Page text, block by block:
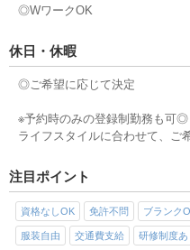
◎WワークOK
休日・休暇
◎ご希望に応じて決定
※予約時のみの登録制勤務も可◎
ライフスタイルに合わせて、ご
注目ポイント
資格なしOK 免許不問 ブランク
服装自由 交通費支給 研修制度あ